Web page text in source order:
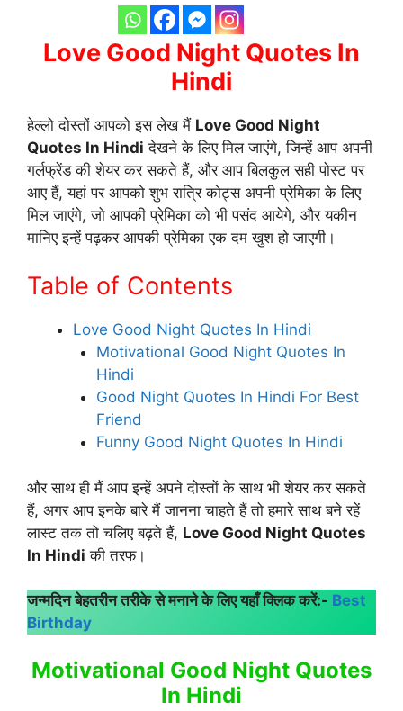
Love Good Night Quotes In
Hindi
हेल्लो दोस्तों आपको इस लेख मैं Love Good Night
Quotes In Hindi देखने के लिए मिल जाएंगे, जिन्हें आप अपनी
गर्लफ्रेंड की शेयर कर सकते हैं, और आप बिलकुल सही पोस्ट पर
आए हैं, यहां पर आपको शुभ रात्रि कोट्स अपनी प्रेमिका के लिए
मिल जाएंगे, जो आपकी प्रेमिका को भी पसंद आयेगे, और यकीन
मानिए इन्हें पढ़कर आपकी प्रेमिका एक दम खुश हो जाएगी।
Table of Contents
Love Good Night Quotes In Hindi
Motivational Good Night Quotes In
Hindi
Good Night Quotes In Hindi For Best
Friend
Funny Good Night Quotes In Hindi
और साथ ही मैं आप इन्हें अपने दोस्तों के साथ भी शेयर कर सकते
हैं, अगर आप इनके बारे मैं जानना चाहते हैं तो हमारे साथ बने रहें
लास्ट तक तो चलिए बढ़ते हैं, Love Good Night Quotes
In Hindi की तरफ।
जन्मदिन बेहतरीन तरीके से मनाने के लिए यहाँ क्लिक करें:- Best
Birthday
Motivational Good Night Quotes
In Hindi